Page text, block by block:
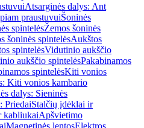
Atsarginės dalys: Ant
praustuvuiŠoninės
spintelėsŽemos šoninės
šoninės spintelėsAukštos
spintelėsVidutinio aukščio
aukščio spintelėsPakabinamos
spintelėsKiti vonios
Kiti vonios kambario
dalys: Sieninės
PriedaiStalčių įdėklai ir
kabliukaiApšvietimo
Magnetinės lentosElektros